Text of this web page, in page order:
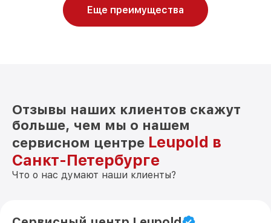
Еще преимущества
Отзывы наших клиентов скажут
больше, чем мы о нашем
сервисном центре Leupold в
Санкт-Петербурге
Что о нас думают наши клиенты?